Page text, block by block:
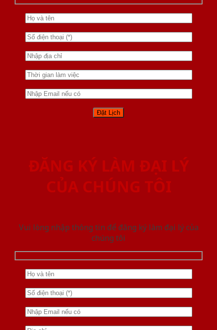
ĐĂNG KÝ LÀM ĐẠI LÝ
CỦA CHÚNG TÔI
Vui lòng nhập thông tin để đăng ký làm đại lý của
chúng tôi